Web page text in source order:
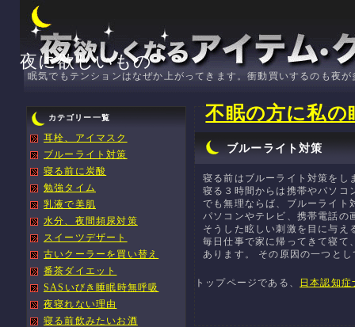
夜に欲しいもの
眠気でもテンションはなぜか上がってきます。衝動買いするのも夜が
不眠の方に私
ブルーライト対策
寝る前はブルーライト対策をし
寝る３時間からは携帯やパソコ
でも無理ならば、ブルーライト
パソコンやテレビ、携帯電話の
そうした眩しい刺激を目に与え
毎日仕事で家に帰ってきて寝て
あります。 その原因の一つと
トップページである、 日本認知
カテゴリー一覧
耳栓、アイマスク
ブルーライト対策
寝る前に炭酸
勉強タイム
乳液で美肌
水分、夜間頻尿対策
スイーツデザート
古いクーラーを買い替え
番茶ダイエット
SASいびき睡眠時無呼吸
夜寝れない理由
寝る前飲みたいお酒